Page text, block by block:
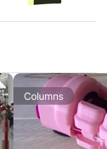
Columns